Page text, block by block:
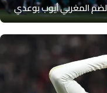
المغربي أيوب بوعدي